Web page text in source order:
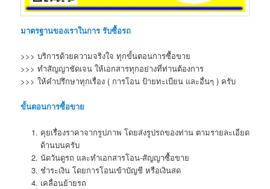
มาตรฐานของเราในการ รับซื้อรถ
>>> บริการด้วยความจริงใจ ทุกขั้นตอนการซื้อขาย
>>> ทำสัญญาชัดเจน ให้เอกสารทุกอย่างที่ท่านต้องการ
>>> ให้คำปรึกษาทุกเรื่อง ( การโอน ป้ายทะเบียน และอื่นๆ ) ครับ
ขั้นตอนการซื้อขาย
คุยเรื่องราคาจากรูปภาพ โดยส่งรูปรถของท่าน ตามรายละเอียด
ด้านบนครับ
นัดวันดูรถ และทำเอกสารโอน-สัญญาซื้อขาย
ชำระเงิน โดยการโอนเข้าบัญชี หรือเงินสด
เคลื่อนย้ายรถ